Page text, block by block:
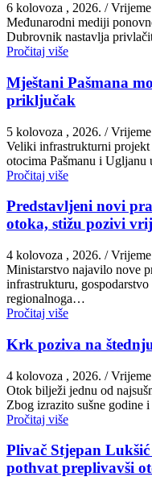
6 kolovoza , 2026. /
Međunarodni mediji
Dubrovnik nastavlja
Pročitaj više
Mještani Pašmana
priključak
5 kolovoza , 2026. /
Veliki infrastrukturni projekt
otocima Pašmanu i
Pročitaj više
Predstavljeni novi
otoka, stižu pozivi
4 kolovoza , 2026. /
Ministarstvo najavilo nove
infrastrukturu,
regionalnoga…
Pročitaj više
Krk poziva na
4 kolovoza , 2026. /
Otok bilježi jednu od
Zbog izrazito sušne
Pročitaj više
Plivač Stjepan
pothvat preplivavši